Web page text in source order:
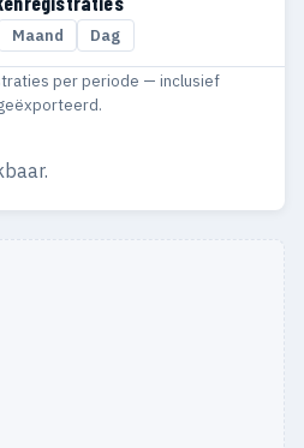
Maand Dag
per periode — inclusief